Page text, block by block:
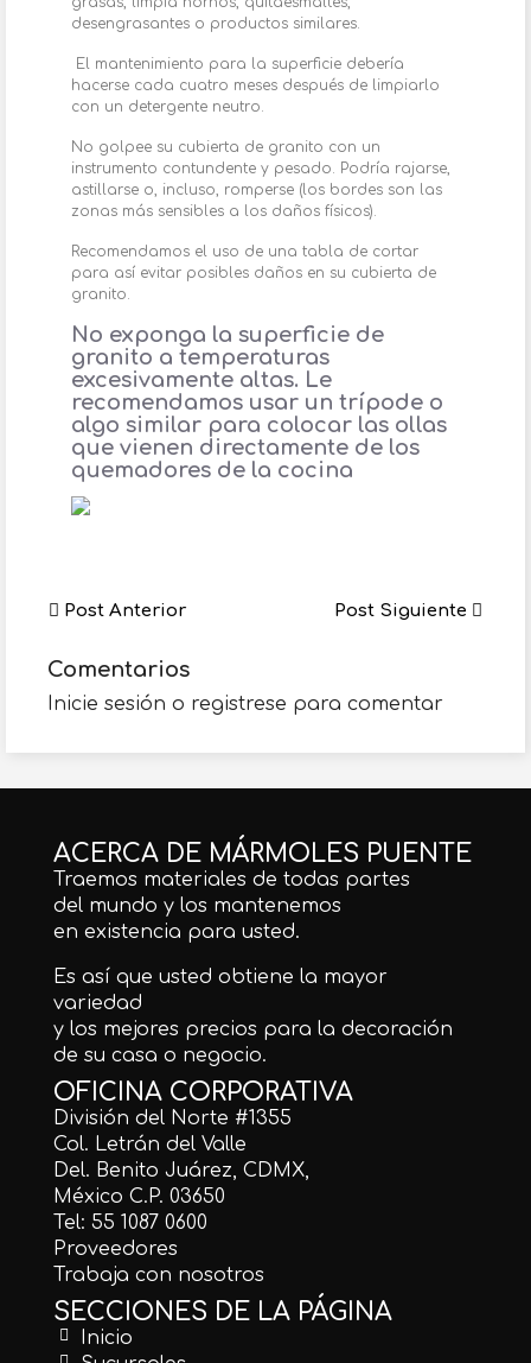
desengrasantes o productos similares.
El mantenimiento para la superficie debería
hacerse cada cuatro meses después de limpiarlo
con un detergente neutro.
No golpee su cubierta de granito con un
instrumento contundente y pesado. Podría rajarse,
astillarse o, incluso, romperse (los bordes son las
zonas más sensibles a los daños físicos).
Recomendamos el uso de una tabla de cortar
para así evitar posibles daños en su cubierta de
granito.
No exponga la superficie de
granito a temperaturas
excesivamente altas. Le
recomendamos usar un trípode o
algo similar para colocar las ollas
que vienen directamente de los
quemadores de la cocina
Post Anterior Post Siguiente
Comentarios
Inicie sesión o registrese para comentar
ACERCA DE MÁRMOLES PUENTE
Traemos materiales de todas partes
del mundo y los mantenemos
en existencia para usted.
Es así que usted obtiene la mayor
variedad
y los mejores precios para la decoración
de su casa o negocio.
OFICINA CORPORATIVA
División del Norte #1355
Col. Letrán del Valle
Del. Benito Juárez, CDMX,
México C.P. 03650
Tel: 55 1087 0600
Proveedores
Trabaja con nosotros
SECCIONES DE LA PÁGINA
Inicio